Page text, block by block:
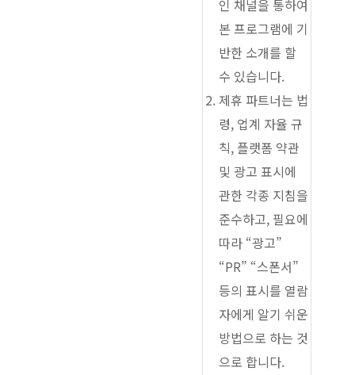
인 채널을 통하여
본 프로그램에 기
반한 소개를 할
수 있습니다.
제휴 파트너는 법
령, 업계 자율 규
칙, 플랫폼 약관
및 광고 표시에
관한 각종 지침을
준수하고, 필요에
따라 “광고”
“PR” “스폰서”
등의 표시를 열람
자에게 알기 쉬운
방법으로 하는 것
으로 합니다.